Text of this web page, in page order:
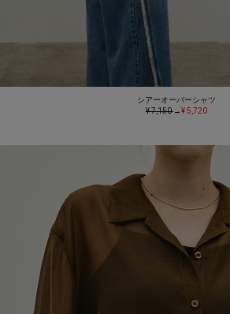
シアーオーバーシャツ
¥ 7,150→¥ 5,720